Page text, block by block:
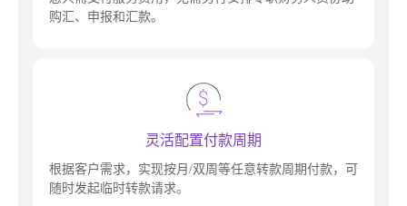
购汇、申报和汇款。
灵活配置付款周期
根据客户需求，实现按月/双周等任意转款周期付款，可
随时发起临时转款请求。